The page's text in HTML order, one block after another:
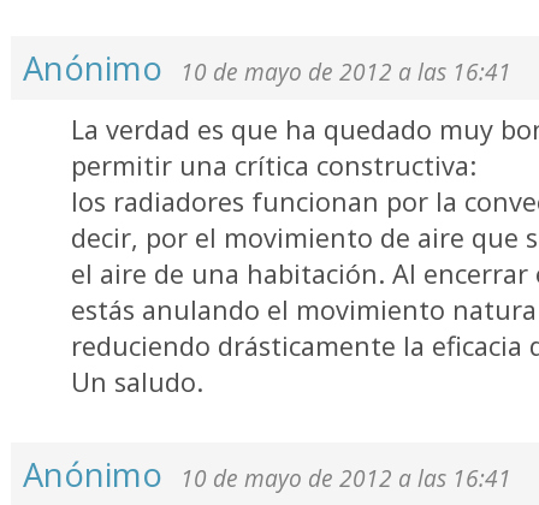
Anónimo 10 de mayo de 2012 a las 16:41
La verdad es que ha quedado muy
permitir una crítica constructiva:
los radiadores funcionan por la
decir, por el movimiento de aire que
el aire de una habitación. Al encerrar
estás anulando el movimiento
reduciendo drásticamente la eficacia
Un saludo.
Anónimo 10 de mayo de 2012 a las 16:41